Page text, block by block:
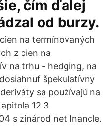
čím ďalej
od burzy.
na termínovaných
z cien na
na trhu - hedging, na
špekulatívny
sa používajú na
12 3
s zinárod net Inancle.